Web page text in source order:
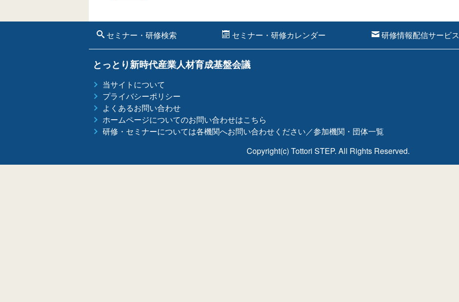
セミナー・研修検索 セミナー・研修カレンダー 研修情報配信サービス
とっとり新時代産業人材育成基盤会議
当サイトについて
プライバシーポリシー
よくあるお問い合わせ
ホームページについてのお問い合わせはこちら
研修・セミナーについては各機関へお問い合わせください／参加機関・団体一覧
Copyright(c) Tottori STEP. All Rights Reserved.